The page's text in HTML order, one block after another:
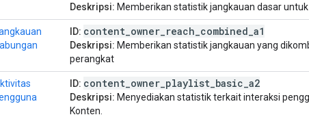
Deskripsi: Memberikan statistik jangkauan dasar
ID: content owner reach combined a1
Deskripsi: Memberikan statistik jangkauan yang
perangkat
ID: content owner playlist basic a2
Deskripsi: Menyediakan statistik terkait interaksi
Konten.